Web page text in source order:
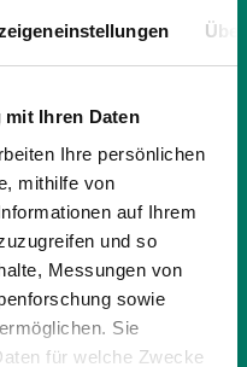
Ihren Daten
Ihre persönlichen
mithilfe von
auf Ihrem
und so
Messungen von
sowie
Sie
für welche Zwecke
FANSHOP